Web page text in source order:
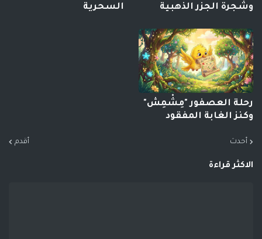
وشجرة الجزر الذهبية
السحرية
رحلة العصفور "مِشْمِش"
وكنز الغابة المفقود
أحدث أقدم
الاكثر قراءة